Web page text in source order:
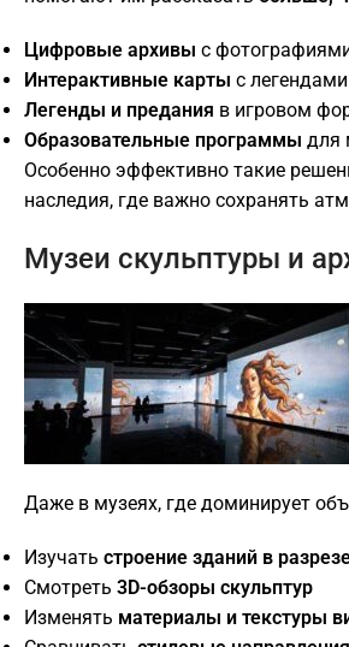
Цифровые архивы с
Интерактивные карты с
Легенды и предания в игровом
Образовательные программы для
Особенно эффективно такие
наследия, где важно сохранять
Музеи скульптуры и
Даже в музеях, где доминирует
Изучать строение зданий в
Смотреть 3D-обзоры скульптур
Изменять материалы и текстуры